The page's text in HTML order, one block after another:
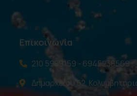
Επικοινωνία
210 5989159 - 6945238569
Δημαρχείου 52,